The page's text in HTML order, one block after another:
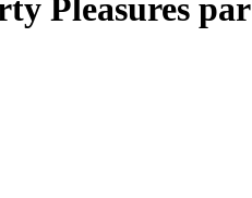
Pleasures par